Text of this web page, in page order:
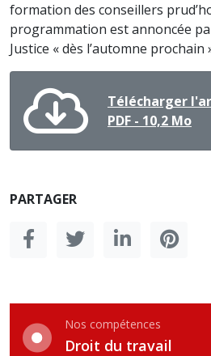
formation des conseillers
programmation est annoncée
Justice « dès l’automne prochain
Télécharger
PDF - 10,2 Mo
PARTAGER
Nos compétences
Droit du travail